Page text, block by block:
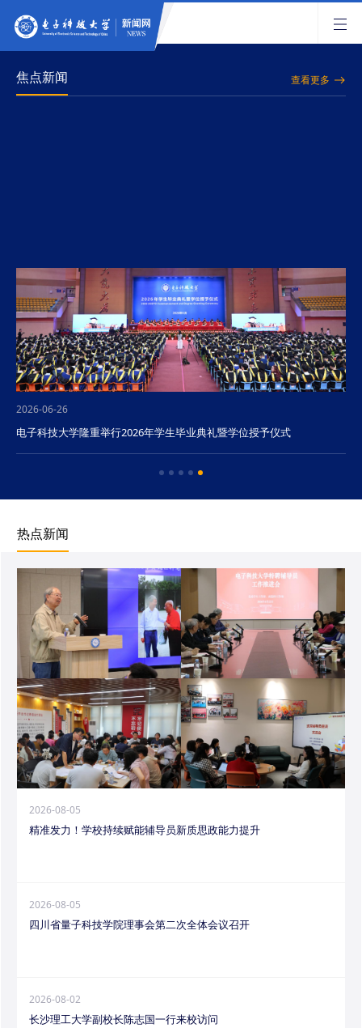
焦点新闻 查看更多
2026-06-26
电子科技大学隆重举行2026年学生毕业典礼暨学位授予仪式
热点新闻
2026-08-05
精准发力！学校持续赋能辅导员新质思政能力提升
2026-08-05
四川省量子科技学院理事会第二次全体会议召开
2026-08-02
长沙理工大学副校长陈志国一行来校访问